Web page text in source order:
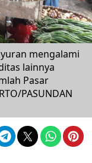
mengalami
lainnya
Pasar
PASUNDAN